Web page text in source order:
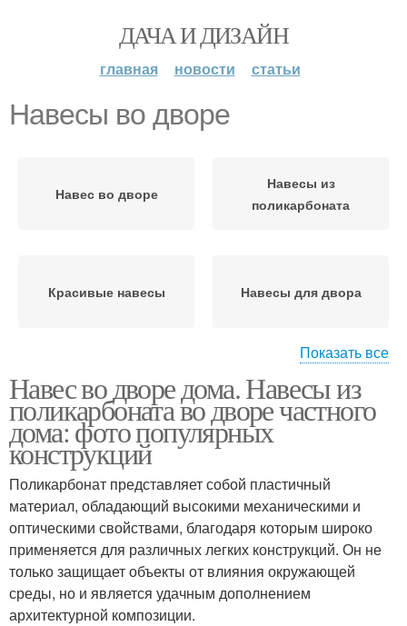
ДАЧА И ДИЗАЙН
главная новости статьи
Навесы во дворе
Навес во дворе
Навесы из
поликарбоната
Красивые навесы Навесы для двора
конструкционному
материалу
Навес к дому
Навесы для дачи
Показать все
Навес во дворе дома. Навесы из
поликарбоната во дворе частного
дома: фото популярных
конструкций
Поликарбонат представляет собой пластичный
материал, обладающий высокими механическими и
оптическими свойствами, благодаря которым широко
применяется для различных легких конструкций. Он не
только защищает объекты от влияния окружающей
среды, но и является удачным дополнением
архитектурной композиции.